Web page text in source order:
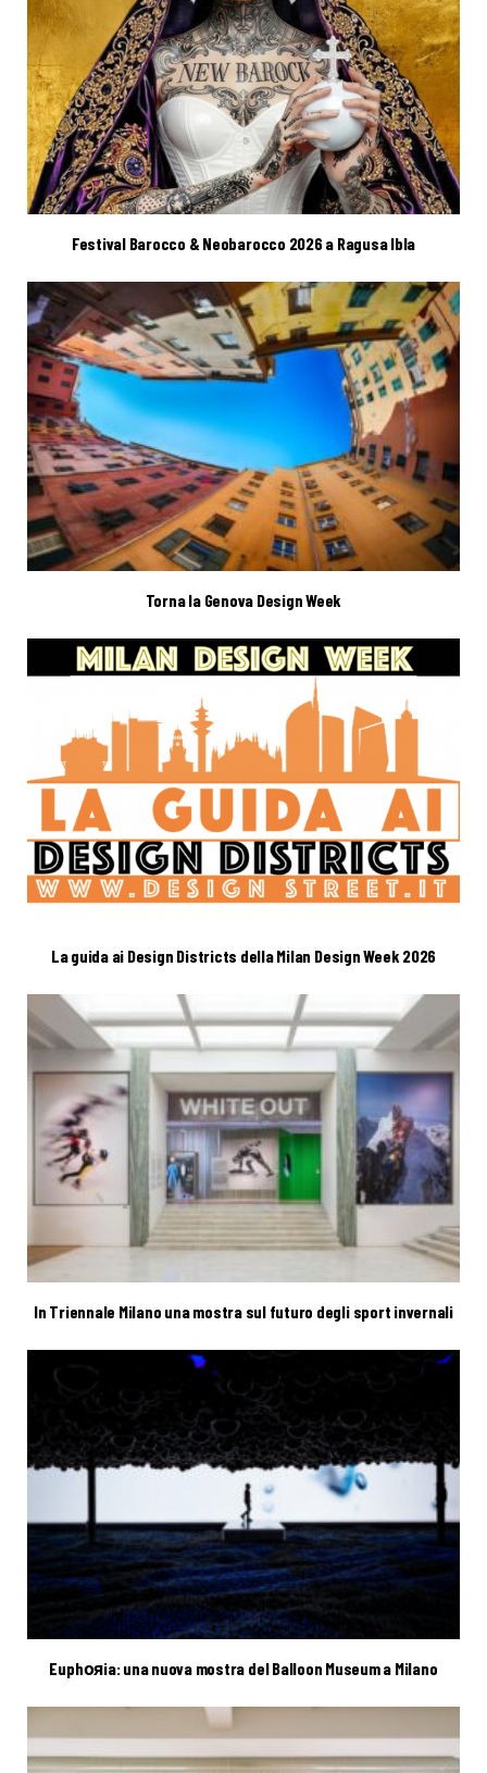
Festival Barocco & Neobarocco 2026 a Ragusa Ibla
Torna la Genova Design Week
La guida ai Design Districts della Milan Design Week 2026
In Triennale Milano una mostra sul futuro degli sport invernali
Euphояia: una nuova mostra del Balloon Museum a Milano